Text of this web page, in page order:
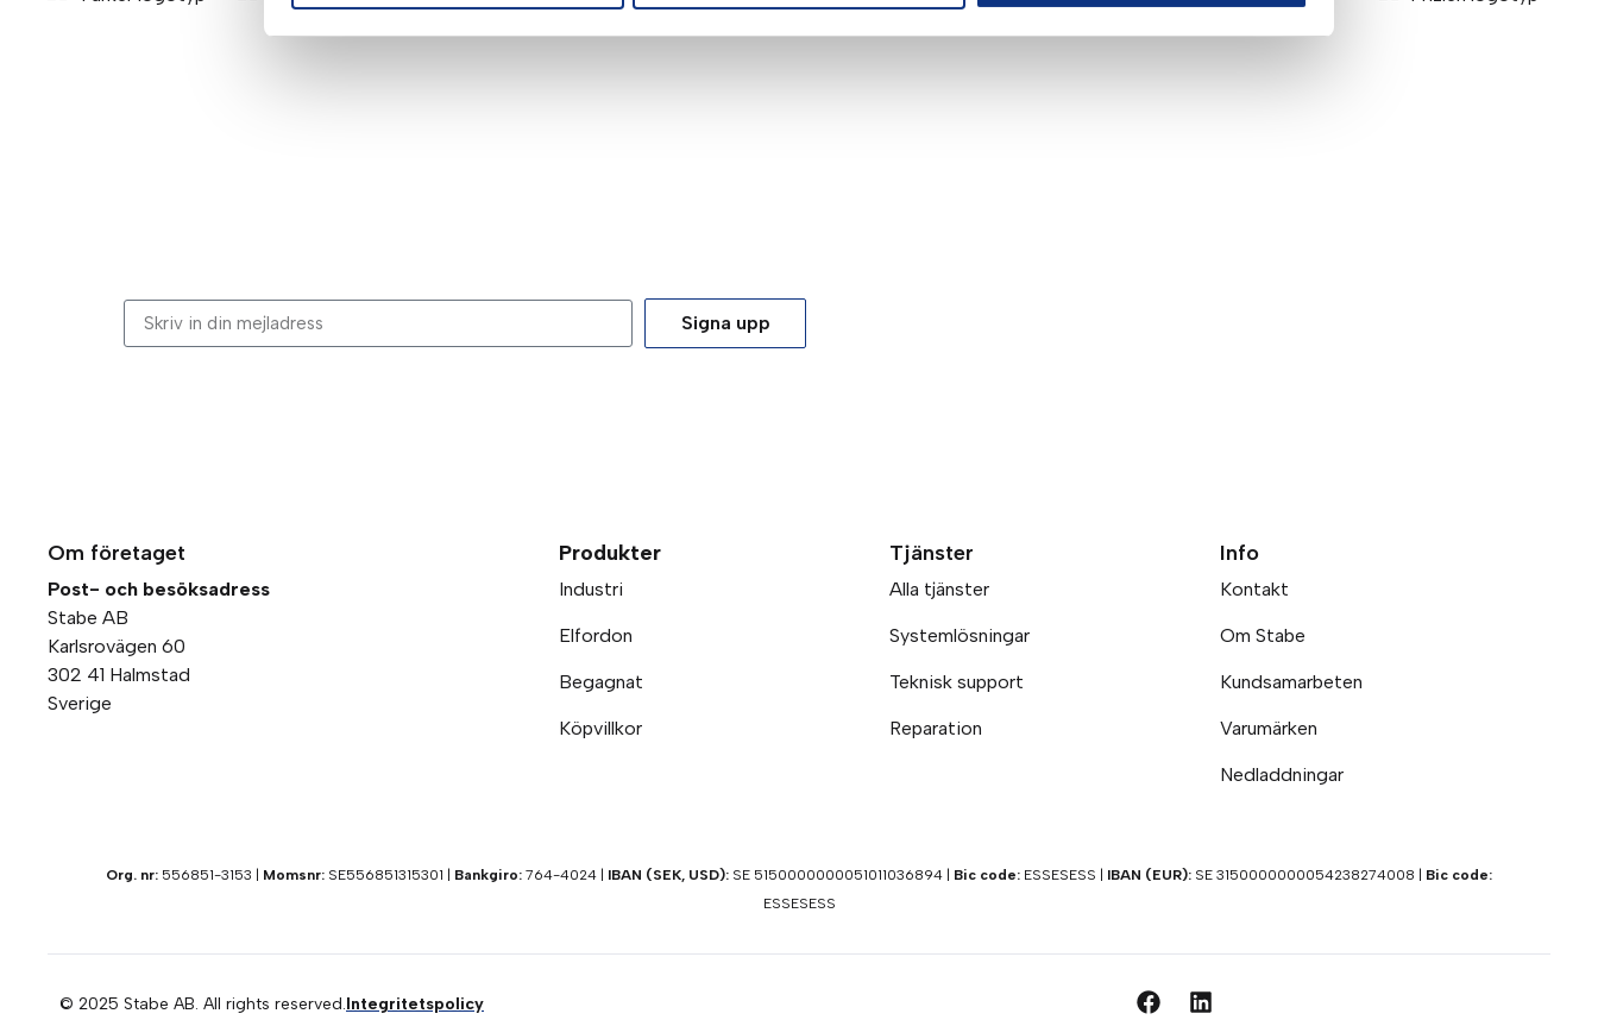
Signa upp
Om företaget
Post- och besöksadress
Stabe AB
Karlsrovägen 60
302 41 Halmstad
Sverige
Produkter
Industri
Elfordon
Begagnat
Köpvillkor
Tjänster
Alla tjänster
Systemlösningar
Teknisk support
Reparation
Info
Kontakt
Om Stabe
Kundsamarbeten
Varumärken
Nedladdningar
Org. nr: 556851-3153 | Momsnr: SE556851315301 | Bankgiro: 764-4024 | IBAN (SEK, USD): SE 5150000000051011036894 | Bic code: ESSESESS | IBAN (EUR): SE 3150000000054238274008 | Bic code:
ESSESESS
© 2025 Stabe AB. All rights reserved.Integritetspolicy